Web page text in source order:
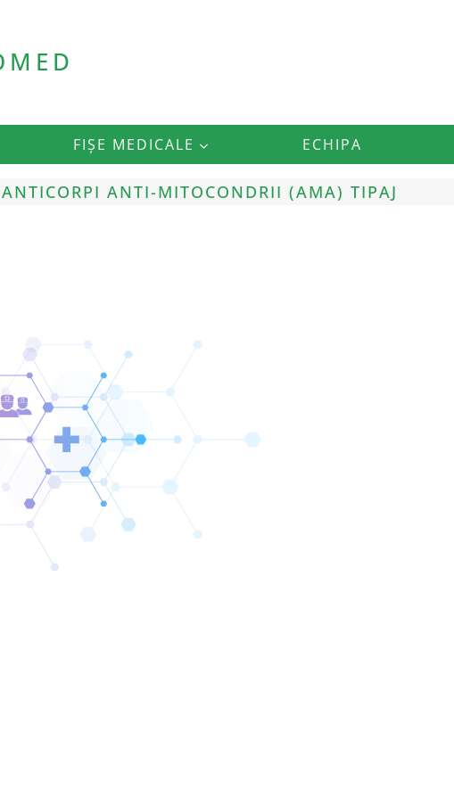
FIȘE MEDICALE ECHIPA
ANTICORPI ANTI-MITOCONDRII (AMA) TIPAJ